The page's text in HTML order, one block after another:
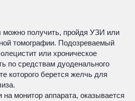
можно получить, пройдя УЗИ или
томографии. Подозреваемый
или хроническое
по средствам дуоденального
которого берется желчь для
монитор аппарата, оказывается